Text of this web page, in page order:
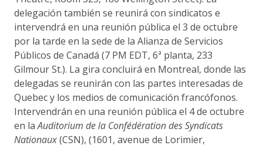
delegación también se reunirá con sindicatos e
intervendrá en una reunión pública el 3 de octubre
por la tarde en la sede de la Alianza de Servicios
Públicos de Canadá (7 PM EDT, 6ª planta, 233
Gilmour St.). La gira concluirá en Montreal, donde las
delegadas se reunirán con las partes interesadas de
Quebec y los medios de comunicación francófonos.
Intervendrán en una reunión pública el 4 de octubre
en laAuditorium de la Confédération des Syndicats
Nationaux(CSN), (1601, avenue de Lorimier,